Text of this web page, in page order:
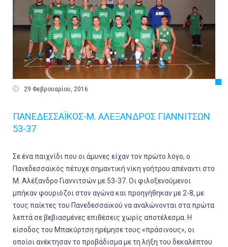
 29 Φεβρουαρίου, 2016
ΠΑΝΕΔΕΣΣΑΪΚΟΣ-Μ. ΑΛΕΞΑΝΔΡΟΣ ΓΙΑΝΝΙΤΣΩΝ
53-37
Σε ένα παιχνίδι που οι άμυνες είχαν τον πρώτο λόγο, ο
Πανεδεσσαϊκός πέτυχε σημαντική νίκη γοήτρου απέναντι στο
Μ. Αλέξανδρο Γιαννιτσών με 53-37. Οι φιλοξενούμενοι
μπήκαν φουριόζοι στον αγώνα και προηγήθηκαν με 2-8, με
τους παίκτες του Πανεδεσσαϊκού να αναλώνονται στα πρώτα
λεπτά σε βεβιασμένες επιθέσεις χωρίς αποτέλεσμα. Η
είσοδος του Μπακύρτση ηρέμησε τους «πράσινους», οι
οποίοι ανέκτησαν το προβάδισμα με τη λήξη του δεκαλέπτου
Αθλητικά
Αστυνομικό Δελτίο